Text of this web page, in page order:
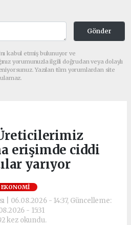
Gönder
kabul etmiş bulunuyor ve
yorumunuzla ilgili doğrudan veya dolaylı
Yazılan tüm yorumlardan site
erişimde ciddi
yarıyor
EKONOMI
| 06.08.2026 - 14:37, Güncelleme:
- 15:31
kez okundu.